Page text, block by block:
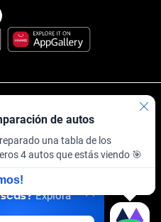
Explora
de autos
una tabla de los
4 autos que estás viendo 🎯